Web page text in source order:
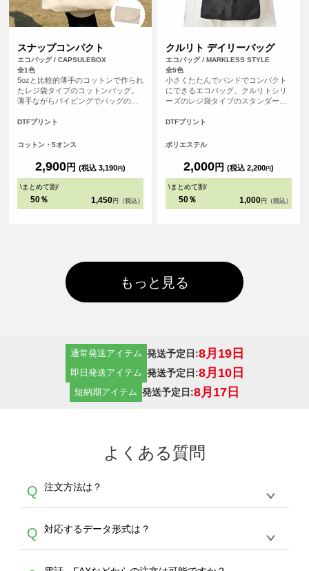
スナップコンパクト
エコバッグ / CAPSULEBOX
全1色
5ozと比較的薄手のコットンで作られ
たレジ袋タイプのコットンバッグ。
薄手ながらパイピングでバッグの縁
った容量がしっかりと収まります。
ベロ部分をくるっと巻いて、ボタン
機能的なエコバッグです。
DTFプリント
コットン・5オンス
2,900円 (税込 3,190円)
\まとめて割/
50％ 1,450 円（税込）
クルリト デイリーバッグ
エコバッグ / MARKLESS STYLE
全5色
小さくたたんでバンドでコンパクト
にできるエコバッグ。クルリトシリ
ーズのレジ袋タイプのスタンダード
DTFプリント
ポリエステル
2,000円 (税込 2,200円)
\まとめて割/
50％ 1,000 円（税込）
もっと見る
通常発送アイテム 発送予定日:8月19日
即日発送アイテム 発送予定日:8月10日
短納期アイテム 発送予定日:8月17日
よくある質問
Q 注文方法は？
A
生産にて承っております。デザインツールから
デザインの作成から決済まで完了できます。
30枚以上やシルク印刷など、大口注文の場合
Q 対応するデータ形式は？